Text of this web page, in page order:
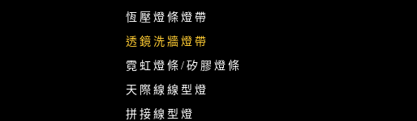
恆壓燈條燈帶
透鏡洗牆燈帶
霓虹燈條/矽膠燈條
天際線線型燈
拼接線型燈